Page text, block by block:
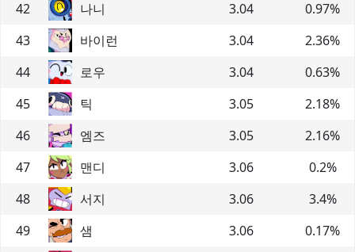
42
나니 3.04 0.97%
43
바이런 3.04 2.36%
44
로우 3.04 0.63%
45
틱 3.05 2.18%
46
엠즈 3.05 2.16%
47
맨디 3.06 0.2%
48
서지 3.06 3.4%
49
샘 3.06 0.17%